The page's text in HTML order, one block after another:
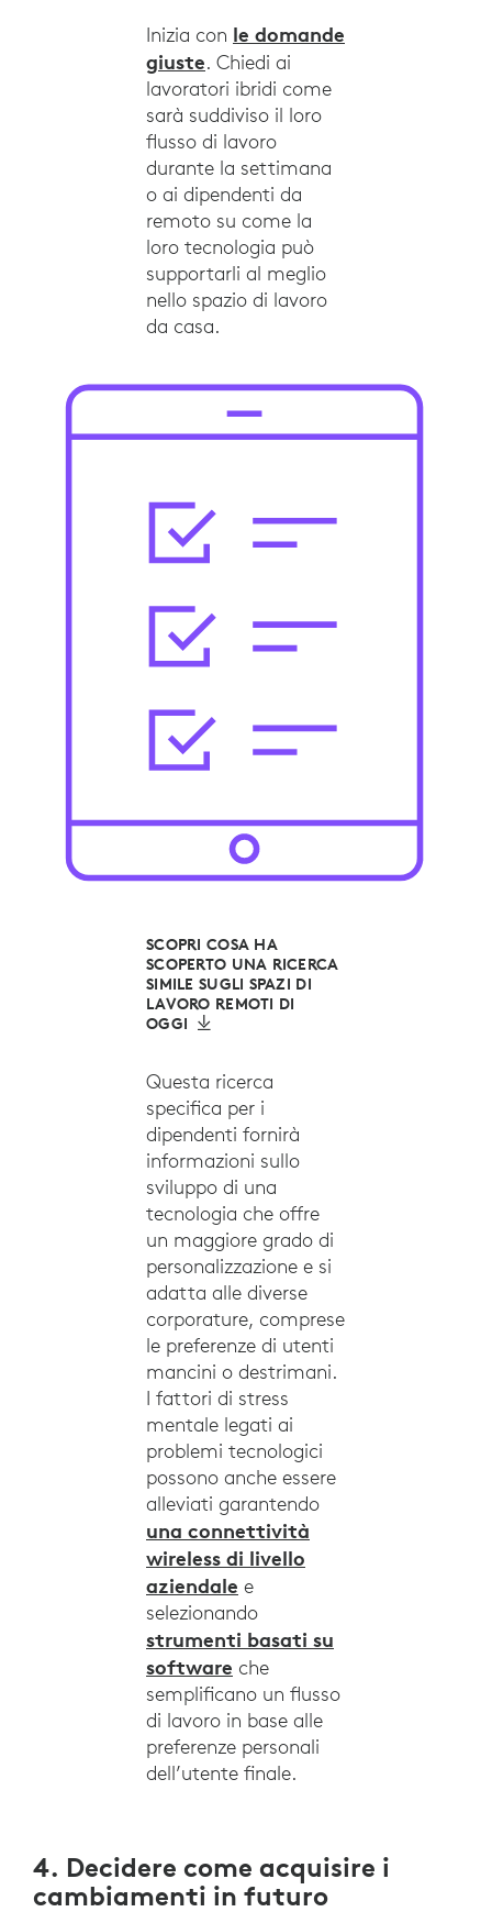
Inizia con le domande
giuste. Chiedi ai
lavoratori ibridi come
sarà suddiviso il loro
flusso di lavoro
durante la settimana
o ai dipendenti da
remoto su come la
loro tecnologia può
supportarli al meglio
nello spazio di lavoro
da casa.
SCOPRI COSA HA
SCOPERTO UNA RICERCA
SIMILE SUGLI SPAZI DI
LAVORO REMOTI DI
OGGI
Questa ricerca
specifica per i
dipendenti fornirà
informazioni sullo
sviluppo di una
tecnologia che offre
un maggiore grado di
personalizzazione e si
adatta alle diverse
corporature, comprese
le preferenze di utenti
mancini o destrimani.
I fattori di stress
mentale legati ai
problemi tecnologici
possono anche essere
alleviati garantendo
una connettività
wireless di livello
aziendale e
selezionando
strumenti basati su
software che
semplificano un flusso
di lavoro in base alle
preferenze personali
dell’utente finale.
4. Decidere come acquisire i
cambiamenti in futuro